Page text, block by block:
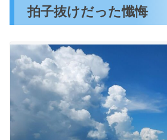
拍子抜けだった懺悔